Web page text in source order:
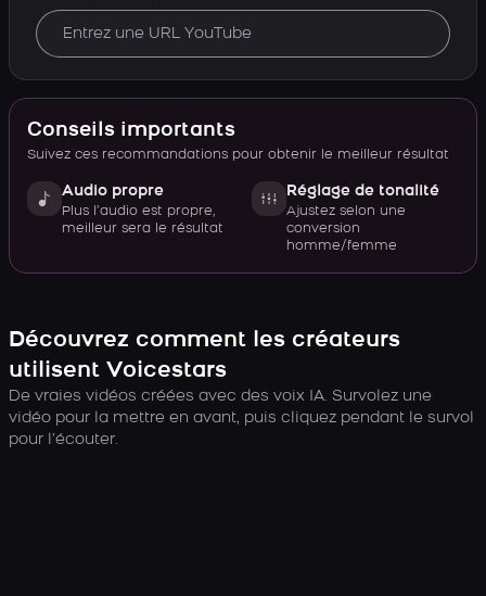
Conseils importants
Suivez ces recommandations pour obtenir le meilleur résultat
Audio propre
Plus l’audio est propre,
meilleur sera le résultat
Réglage de tonalité
Ajustez selon une
conversion
homme/femme
Découvrez comment les créateurs
utilisent Voicestars
De vraies vidéos créées avec des voix IA. Survolez une
vidéo pour la mettre en avant, puis cliquez pendant le survol
pour l’écouter.